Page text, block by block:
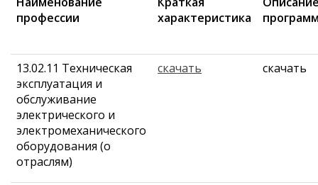
профессии
характеристика
13.02.11 Техническая
эксплуатация и
обслуживание
электрического и
электромеханического
оборудования (о
отраслям)
скачать скачать